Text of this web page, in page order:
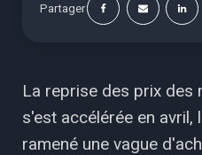
Partager
La reprise des prix des
s'est accélérée en avril,
ramené une vague